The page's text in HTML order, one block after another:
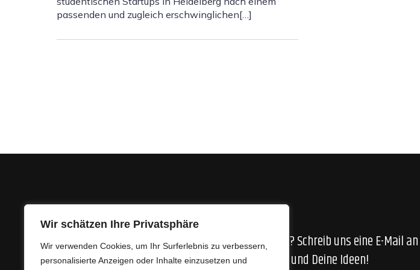
Wir schätzen Ihre Privatsphäre
Wir verwenden Cookies, um Ihr Surferlebnis zu verbessern,
personalisierte Anzeigen oder Inhalte einzusetzen und
passenden und zugleich erschwinglichen[…]
Hast Du Fragen oder Anregungen? Schreib uns eine E-Mail an
Wir freuen uns auf Dein Feedback und Deine Ideen!